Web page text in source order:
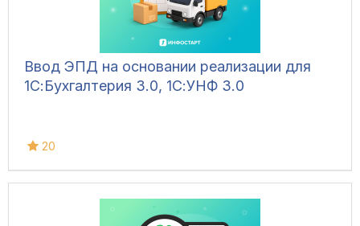
Ввод ЭПД на основании реализации для
1С:Бухгалтерия 3.0, 1С:УНФ 3.0
20